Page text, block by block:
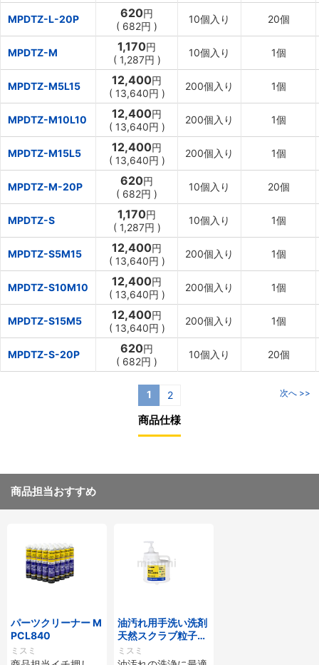
MPDTZ-L-20P 620円
( 682円 )
10個入り 20個
MPDTZ-M 1,170円
( 1,287円 )
10個入り 1個
MPDTZ-M5L15 12,400円
( 13,640円 )
200個入り 1個
MPDTZ-M10L10 12,400円
( 13,640円 )
200個入り 1個
MPDTZ-M15L5 12,400円
( 13,640円 )
200個入り 1個
MPDTZ-M-20P 620円
( 682円 )
10個入り 20個
MPDTZ-S 1,170円
( 1,287円 )
10個入り 1個
MPDTZ-S5M15 12,400円
( 13,640円 )
200個入り 1個
MPDTZ-S10M10 12,400円
( 13,640円 )
200個入り 1個
MPDTZ-S15M5 12,400円
( 13,640円 )
200個入り 1個
MPDTZ-S-20P 620円
( 682円 )
10個入り 20個
1 2 次へ >>
商品仕様
商品担当おすすめ
パーツクリーナー M
PCL840
ミスミ
油汚れ用手洗い洗剤
天然スクラブ粒子入
（アロエエキス配
合）
ミスミ